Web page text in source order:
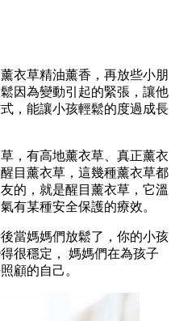
衣草精油薰香，再放些小朋
因為變動引起的緊張，讓他
，能讓小孩輕鬆的度過成長
，有高地薰衣草、真正薰衣
目薰衣草，這幾種薰衣草都
的，就是醒目薰衣草，它溫
有某種安全保護的療效。
當媽媽們放鬆了，你的小孩
很穩定， 媽媽們在為孩子
顧的自己。